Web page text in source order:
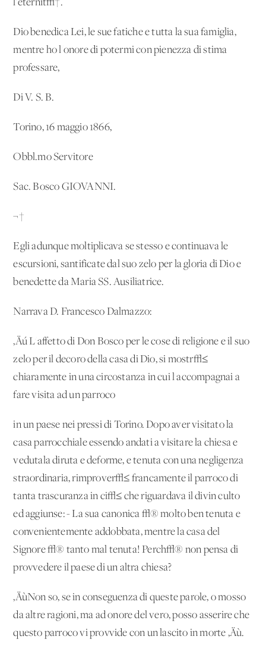
l'eternit√†.
Dio benedica Lei, le sue fatiche e tutta la sua famiglia,
mentre ho l'onore di potermi con pienezza di stima
professare,
Di V. S. B.
Torino, 16 maggio 1866,
Obbl.mo Servitore
Sac. Bosco GIOVANNI.
¬†
Egli adunque moltiplicava se stesso e continuava le
escursioni, santificate dal suo zelo per la gloria di Dio e
benedette da Maria SS. Ausiliatrice.
Narrava D. Francesco Dalmazzo:
‚Äú L'affetto di Don Bosco per le cose di religione e il suo
zelo per il decoro della casa di Dio, si mostr√≤
chiaramente in una circostanza in cui l'accompagnai a
fare visita ad un parroco
in un paese nei pressi di Torino. Dopo aver visitato la
casa parrocchiale essendo andati a visitare la chiesa e
vedutala diruta e deforme, e tenuta con una negligenza
straordinaria, rimprover√≤ francamente il parroco di
tanta trascuranza in ci√≤ che riguardava il divin culto
ed aggiunse: - La sua canonica √® molto ben tenuta e
convenientemente addobbata, mentre la casa del
Signore √® tanto mal tenuta! Perch√® non pensa di
provvedere il paese di un'altra chiesa?
‚ÄùNon so, se in conseguenza di queste parole, o mosso
da altre ragioni, ma ad onore del vero, posso asserire che
questo parroco vi provvide con un lascito in morte ‚Äù.